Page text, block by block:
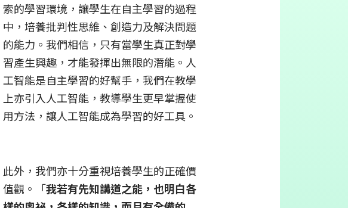
索的學習環境，讓學生在自主學習的過程
中，培養批判性思維、創造力及解決問題
的能力。我們相信，只有當學生真正對學
習產生興趣，才能發揮出無限的潛能。人
工智能是自主學習的好幫手，我們在教學
上亦引入人工智能，教導學生更早掌握使
用方法，讓人工智能成為學習的好工具。
此外，我們亦十分重視培養學生的正確價
值觀。「我若有先知講道之能，也明白各